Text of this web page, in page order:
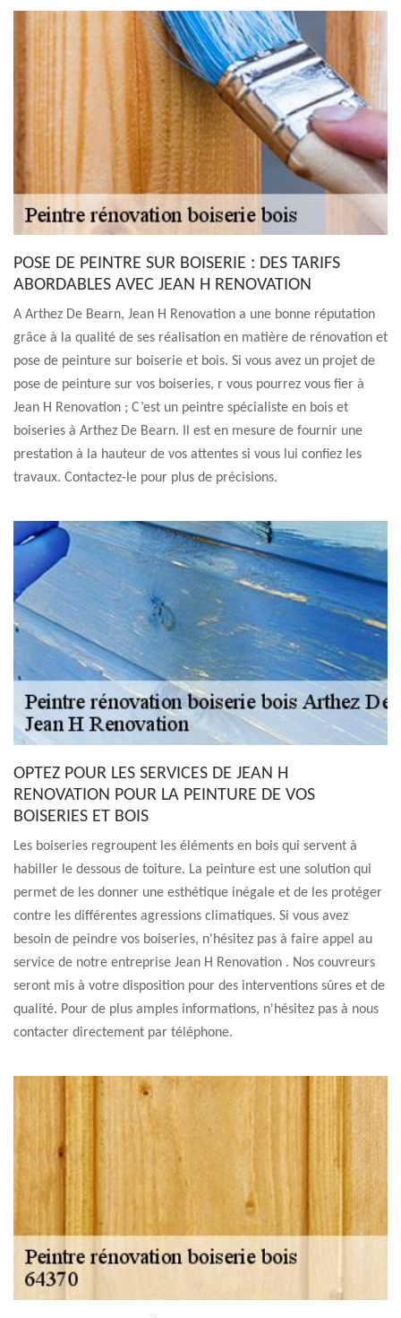
POSE DE PEINTRE SUR BOISERIE : DES TARIFS
ABORDABLES AVEC JEAN H RENOVATION
A Arthez De Bearn, Jean H Renovation a une bonne réputation
grâce à la qualité de ses réalisation en matière de rénovation et
pose de peinture sur boiserie et bois. Si vous avez un projet de
pose de peinture sur vos boiseries, r vous pourrez vous fier à
Jean H Renovation ; C’est un peintre spécialiste en bois et
boiseries à Arthez De Bearn. Il est en mesure de fournir une
prestation à la hauteur de vos attentes si vous lui confiez les
travaux. Contactez-le pour plus de précisions.
OPTEZ POUR LES SERVICES DE JEAN H
RENOVATION POUR LA PEINTURE DE VOS
BOISERIES ET BOIS
Les boiseries regroupent les éléments en bois qui servent à
habiller le dessous de toiture. La peinture est une solution qui
permet de les donner une esthétique inégale et de les protéger
contre les différentes agressions climatiques. Si vous avez
besoin de peindre vos boiseries, n'hésitez pas à faire appel au
service de notre entreprise Jean H Renovation . Nos couvreurs
seront mis à votre disposition pour des interventions sûres et de
qualité. Pour de plus amples informations, n'hésitez pas à nous
contacter directement par téléphone.